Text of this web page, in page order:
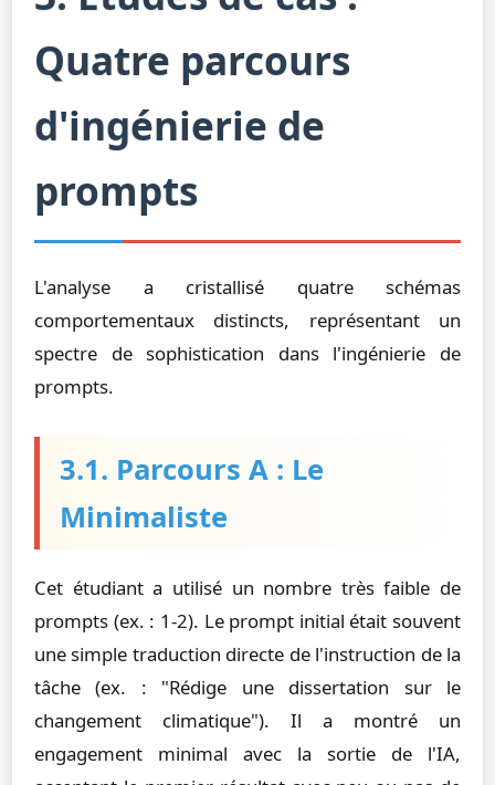
Quatre parcours
d'ingénierie de
prompts
L'analyse a cristallisé quatre schémas
comportementaux distincts, représentant un
spectre de sophistication dans l'ingénierie de
prompts.
3.1. Parcours A : Le
Minimaliste
Cet étudiant a utilisé un nombre très faible de
prompts (ex. : 1-2). Le prompt initial était souvent
une simple traduction directe de l'instruction de la
tâche (ex. : "Rédige une dissertation sur le
changement climatique"). Il a montré un
engagement minimal avec la sortie de l'IA,